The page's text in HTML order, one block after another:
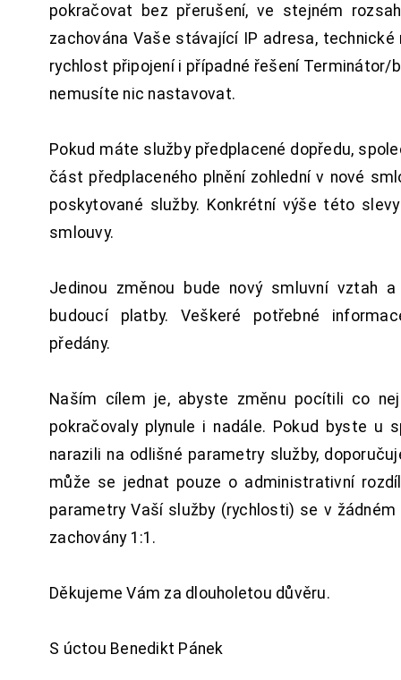
pokračovat bez přerušení, ve stejném
zachována Vaše stávající IP adresa, technické
rychlost připojení i případné řešení Terminátor/
nemusíte nic nastavovat.
Pokud máte služby předplacené dopředu,
část předplaceného plnění zohlední v nové
poskytované služby. Konkrétní výše této
smlouvy.
Jedinou změnou bude nový smluvní vztah
budoucí platby. Veškeré potřebné
předány.
Naším cílem je, abyste změnu pocítili co
pokračovaly plynule i nadále. Pokud byste u
narazili na odlišné parametry služby,
může se jednat pouze o administrativní
parametry Vaší služby (rychlosti) se v
zachovány 1:1.
Děkujeme Vám za dlouholetou důvěru.
S úctou Benedikt Pánek